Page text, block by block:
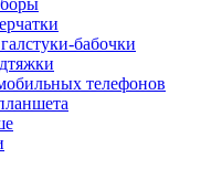
бабочки
телефонов